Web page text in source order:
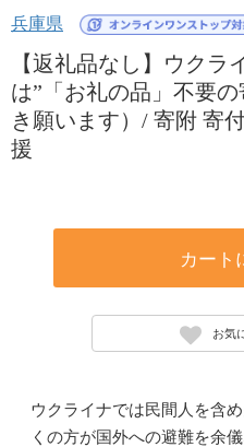
兵庫県
【返礼品なし】ウクラ
は”「お礼の品」不要
き願います）/ 寄附 寄
援
カート
お気
ウクライナでは民間人を含
くの方が国外への避難を余